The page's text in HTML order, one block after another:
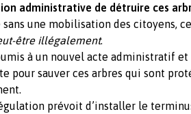
administrative de détruire ces
une mobilisation des citoyens,
être illégalement.
à un nouvel acte administratif
pour sauver ces arbres qui sont
prévoit d’installer le